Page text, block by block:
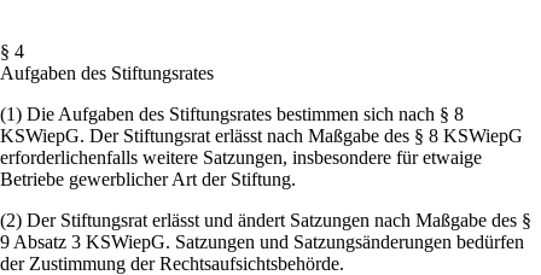
§ 4
Aufgaben des Stiftungsrates
(1) Die Aufgaben des Stiftungsrates bestimmen sich nach § 8
KSWiepG. Der Stiftungsrat erlässt nach Maßgabe des § 8 KSWiepG
erforderlichenfalls weitere Satzungen, insbesondere für etwaige
Betriebe gewerblicher Art der Stiftung.
(2) Der Stiftungsrat erlässt und ändert Satzungen nach Maßgabe des §
9 Absatz 3 KSWiepG. Satzungen und Satzungsänderungen bedürfen
der Zustimmung der Rechtsaufsichtsbehörde.